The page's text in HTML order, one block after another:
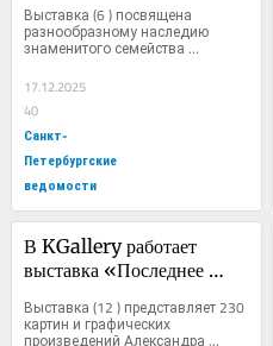
Бенуа — всё Бенуа»
Выставка (6 ) посвящена
разнообразному наследию
знаменитого семейства
17.12.2025
40
Санкт-
Петербургские
ведомости
В KGallery работает
выставка «Последнее
Коллекция Куниных»
Выставка (12 ) представляет 230
картин и графических